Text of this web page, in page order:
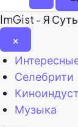
Меню
ImGist - Я Суть
×
Закрыть
меню
Селебрити
Музыка